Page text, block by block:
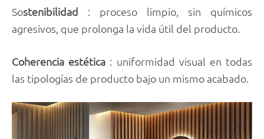
Sostenibilidad : proceso limpio, sin químicos
agresivos, que prolonga la vida útil del producto.
Coherencia estética : uniformidad visual en todas
las tipologías de producto bajo un mismo acabado.